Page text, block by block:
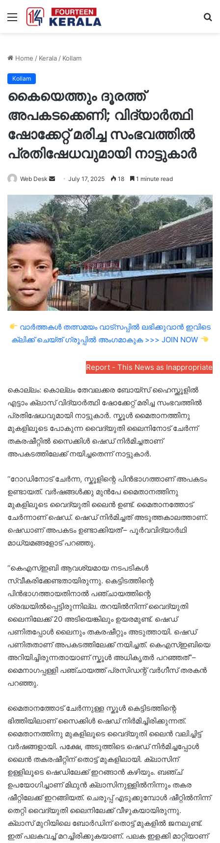
Menu
Home / Kerala/ Kollam
Kollam
കൈയെത്തും ദൂരത്ത്
അപകടക്കെണി; വിദ്യാർത്ഥി
ഷോക്കേറ്റ് മരിച്ച സംഭവത്തിൽ
പ്രതിഷേധവുമായി നാട്ടുകാർ
Web Desk
Send
email
July 17, 2025 18 1 minute read
വാർത്തകൾ തത്സമയം വാട്സപ്പിൽ ലഭിക്കുവാൻ ഇവിടെ
ക്ലിക്ക് ചെയ്ത് ഗ്രൂപ്പിൽ അംഗമാകുക >>> JOIN NOW
Report - This News as Inappropriate
കൊല്ലം: കൊല്ലം തേവലക്കര ബോയ്സ് ഹൈസ്ക്കൂളിൽ
എട്ടാം ക്ലാസ് വിദ്യാർത്ഥി ഷോക്കേറ്റ് മരിച്ച സംഭവത്തിൽ
പ്രതിഷേധവുമായി നാട്ടുകാർ. സ്കൂൾ മൈതാനത്തിനു
മുകളിലൂടെ പോകുന്ന വൈദ്യുതി ലൈനിനോട് ചേർന്ന്
തകരഷീറ്റിൽ സൈക്കിൾ ഷെഡ് നിർമിച്ചതാണ്
അപകടത്തിലേക്ക് നയിച്ചതെന്ന് നാട്ടുകാർ.
‘‘റോഡിനോട് ചേർന്ന, സ്കൂളിന്റെ പിൻഭാഗത്താണ് അപകടം
ഉണ്ടായത്. വർഷങ്ങൾക്കു മുൻപേ മൈതാനത്തിനു
മുകളിലൂടെ വൈദ്യുതി ലൈൻ ഉണ്ട്. മൈതാനത്തോട്
ചേർന്നാണ് ഷെഡ്. ഷെഡ് നിർമിച്ചത് അടുത്തകാലത്താണ്.
ഷെഡാണ് അപകടം ഉണ്ടാക്കിയത്’– പൂർവവിദ്യാർഥി
മാധ്യമങ്ങളോട് പറഞ്ഞു.
‘‘കെഎസ്ഇബി ആവശ്യമായ നടപടികൾ
സ്വീകരിക്കേണ്ടതായിരുന്നു. കെട്ടിടത്തിന്റെ
പിൻഭാഗത്തായതിനാൽ പഞ്ചായത്തിന്റെ
ശ്രദ്ധയിൽപ്പെട്ടിരുന്നില്ല. തറയിൽനിന്ന് വൈദ്യുതി
ലൈനിലേക്ക് 20 അടിയെങ്കിലും ഉയരമുണ്ട്. ഷെഡ്
പണിതപ്പോൾ ലൈനും തകരഷീറ്റും അടുത്തായി. ഷെഡ്
പണിതതാണ് അപകടത്തിലേക്ക് നയിച്ചത്. കെഎസ്ഇബിയെ
അറിയിച്ചിരുന്നതായാണ് സ്കൂൾ അധികൃതർ പറഞ്ഞത്’’–
മൈനാഗപ്പള്ളി പഞ്ചായത്ത് പ്രസിഡന്റ് വർഗീസ് തരകൻ
പറഞ്ഞു.
മൈതാനത്തോട് ചേർന്നുള്ള സ്കൂൾ കെട്ടിടത്തിന്റെ
ഭിത്തിയിലാണ് സൈക്കിൾ ഷെഡ് നിർമിച്ചിരിക്കുന്നത്.
മൈതാനത്തിനു മുകളിലൂടെ വൈദ്യുതി ലൈൻ വലിച്ചിട്ട്
വർഷങ്ങളായി. പക്ഷേ, അടുത്തിടെ ഷെഡ് നിർമിച്ചപ്പോൾ
ലൈൻ തകരഷീറ്റിന് തൊട്ട് മുകളിലായി. ക്ലാസിന്
ഉള്ളിലൂടെ ഷെഡിലേക്ക് ഇറങ്ങാൻ കഴിയും. ബഞ്ച്
ഉപയോഗിച്ചാണ് മിഥുൻ ക്ലാസിനുള്ളിൽനിന്നും തകര
ഷീറ്റിലേക്ക് ഇറങ്ങിയത്. ചെരുപ്പ് എടുക്കുമ്പോൾ ഷീറ്റിൽനിന്ന്
തെറ്റി വൈദ്യുതി ലൈനിലേക്ക് വീഴുകയായിരുന്നു.
ക്ലാസ് മുറിയിലെ ബോർഡിന് തൊട്ട് മുകളിൽ ജനലുണ്ട്.
ഇത് പലകവച്ച് മറച്ചിരിക്കുകയാണ്. പലക ഇളക്കി മാറ്റിയാണ്